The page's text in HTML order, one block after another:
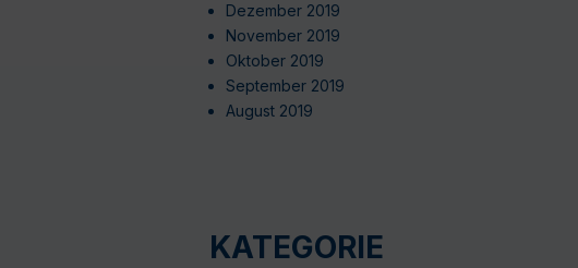
Dezember 2019
November 2019
Oktober 2019
September 2019
August 2019
KATEGORIE